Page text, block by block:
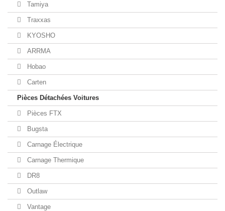
Tamiya
Traxxas
KYOSHO
ARRMA
Hobao
Carten
Pièces Détachées Voitures
Pièces FTX
Bugsta
Carnage Électrique
Carnage Thermique
DR8
Outlaw
Vantage